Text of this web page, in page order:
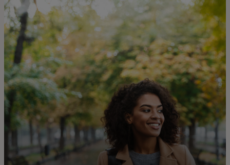
Pro vás
Pro firmy
Pro svět
Pro inovátory
Novinky a trendy